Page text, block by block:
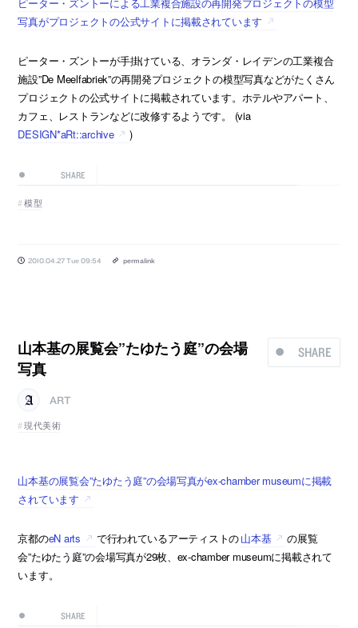
写真がプロジェクトの公式サイトに掲載されています
ピーター・ズントーが手掛けている、オランダ・レイデンの工業複合
施設”De Meelfabriek”の再開発プロジェクトの模型写真などがたくさん
プロジェクトの公式サイトに掲載されています。ホテルやアパート、
カフェ、レストランなどに改修するようです。 (via
DESIGN*aRt::archive
)
SHARE
模型
2010.04.27 Tue 09:54 permalink
SHARE
山本基の展覧会”たゆたう庭”の会場
写真
ART
現代美術
山本基の展覧会”たゆたう庭”の会場写真がex-chamber museumに掲載
されています
京都のeN arts で行われているアーティストの山本基
の展覧
会”たゆたう庭”の会場写真が29枚、ex-chamber museumに掲載されて
います。
SHARE